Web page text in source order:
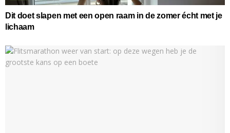
Dit doet slapen met een open raam in de zomer écht met je
lichaam